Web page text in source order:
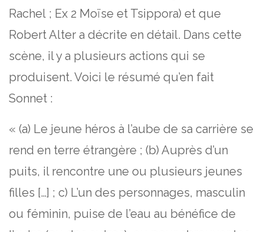
Rachel ; Ex 2 Moïse et Tsippora) et que
Robert Alter a décrite en détail. Dans cette
scène, il y a plusieurs actions qui se
produisent. Voici le résumé qu’en fait
Sonnet :
« (a) Le jeune héros à l’aube de sa carrière se
rend en terre étrangère ; (b) Auprès d’un
puits, il rencontre une ou plusieurs jeunes
filles […] ; c) L’un des personnages, masculin
ou féminin, puise de l’eau au bénéfice de